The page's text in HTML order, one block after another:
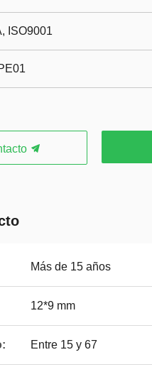
ISO9001
Más de 15 años
12*9 mm
Entre 15 y 67